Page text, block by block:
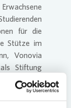
für die
Stütze im
Vonovia
Stiftung
an und
und ihr
Verena